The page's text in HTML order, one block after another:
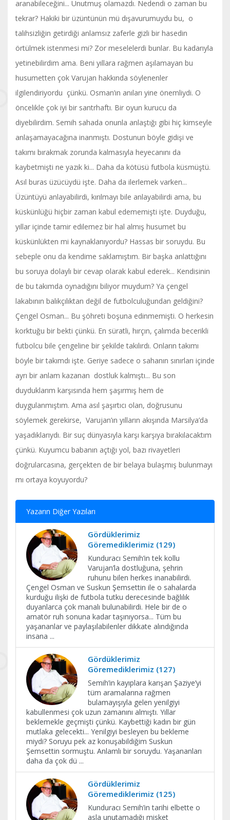
aranabileceğini... Unutmuş olamazdı. Nedendi o zaman bu
tekrar? Hakiki bir üzüntünün mü dışavurumuydu bu, o
talihsizliğin getirdiği anlamsız zaferle gizli bir hasedin
örtülmek istenmesi mi? Zor meselelerdi bunlar. Bu kadarıyla
yetinebilirdim ama. Beni yıllara rağmen aşılamayan bu
husumetten çok Varujan hakkında söylenenler
ilgilendiriyordu çünkü. Osman’ın anıları yine önemliydi. O
öncelikle çok iyi bir santrhaftı. Bir oyun kurucu da
diyebilirdim. Semih sahada onunla anlaştığı gibi hiç kimseyle
anlaşamayacağına inanmıştı. Dostunun böyle gidişi ve
takımı bırakmak zorunda kalmasıyla heyecanını da
kaybetmişti ne yazık ki... Daha da kötüsü futbola küsmüştü.
Asıl buras üzücüydü işte. Daha da ilerlemek varken...
Üzüntüyü anlayabilirdi, kırılmayı bile anlayabilirdi ama, bu
küskünlüğü hiçbir zaman kabul edememişti işte. Duyduğu,
yıllar içinde tamir edilemez bir hal almış husumet bu
küskünlükten mi kaynaklanıyordu? Hassas bir soruydu. Bu
sebeple onu da kendime saklamıştım. Bir başka anlattığını
bu soruya dolaylı bir cevap olarak kabul ederek... Kendisinin
de bu takımda oynadığını biliyor muydum? Ya çengel
lakabının balıkçılıktan değil de futbolculuğundan geldiğini?
Çengel Osman... Bu şöhreti boşuna edinmemişti. O herkesin
korktuğu bir bekti çünkü. En süratli, hırçın, çalımda becerikli
futbolcu bile çengeline bir şekilde takılırdı. Onların takımı
böyle bir takımdı işte. Geriye sadece o sahanın sınırları içinde
ayrı bir anlam kazanan dostluk kalmıştı... Bu son
duyduklarım karşısında hem şaşırmış hem de
duygulanmıştım. Ama asıl şaşırtıcı olan, doğrusunu
söylemek gerekirse, Varujan’ın yılların akışında Marsilya’da
yaşadıklarıydı. Bir suç dünyasıyla karşı karşıya bırakılacaktım
çünkü. Kuyumcu babanın açtığı yol, bazı rivayetleri
doğrularcasına, gerçekten de bir belaya bulaşmış bulunmayı
mı ortaya koyuyordu?
Yazarın Diğer Yazıları
Gördüklerimiz
Göremediklerimiz (129)
Kunduracı Semih’in tek kollu
Varujan’la dostluğuna, şehrin
ruhunu bilen herkes inanabilirdi.
Çengel Osman ve Suskun Şemsettin ile o sahalarda
kurduğu ilişki de futbola tutku derecesinde bağlılık
duyanlarca çok manalı bulunabilirdi. Hele bir de o
amatör ruh sonuna kadar taşınıyorsa... Tüm bu
yaşananlar ve paylaşılabilenler dikkate alındığında
insana ...
Gördüklerimiz
Göremediklerimiz (127)
Semih’in kayıplara karışan Şaziye’yi
tüm aramalarına rağmen
bulamayışıyla gelen yenilgiyi
kabullenmesi çok uzun zamanını almıştı. Yıllar
beklemekle geçmişti çünkü. Kaybettiği kadın bir gün
mutlaka gelecekti... Yenilgiyi besleyen bu bekleme
miydi? Soruyu pek az konuşabildiğim Suskun
Şemsettin sormuştu. Anlamlı bir soruydu. Yaşananları
daha da çok dü ...
Gördüklerimiz
Göremediklerimiz (125)
Kunduracı Semih’in tarihi elbette o
asla unutamadığı misket